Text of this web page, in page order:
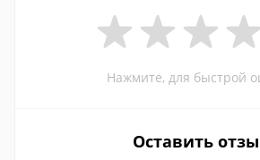
Нажмите, для быстрой
Оставить